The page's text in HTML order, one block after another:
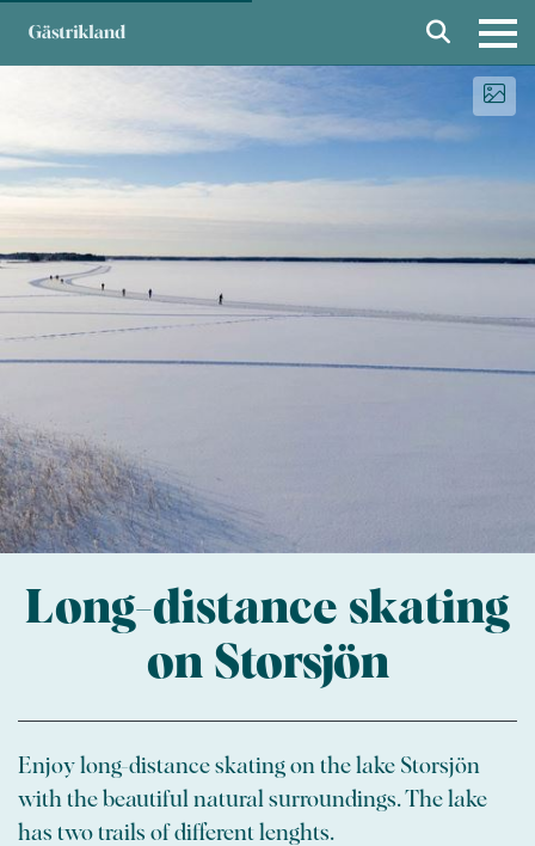
Long-distance skating
on Storsjön
Enjoy long-distance skating on the lake Storsjön
with the beautiful natural surroundings. The lake
has two trails of different lenghts.